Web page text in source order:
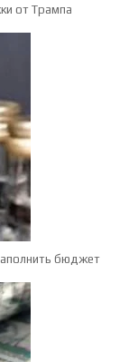
от Трампа
бюджет